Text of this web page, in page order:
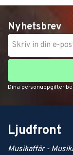
Nyhetsbrev
Dina personuppgifter
Ljudfront
Musikaffär -